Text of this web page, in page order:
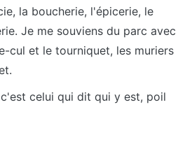
la boucherie, l'épicerie, le
Je me souviens du parc avec
cul et le tourniquet, les muriers
celui qui dit qui y est, poil